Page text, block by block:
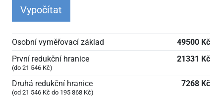
Vypočítat
Osobní vyměřovací základ
49500 Kč
První redukční hranice
(do 21 546 Kč)
21331 Kč
Druhá redukční hranice
(od 21 546 Kč do 195 868 Kč)
7268 Kč